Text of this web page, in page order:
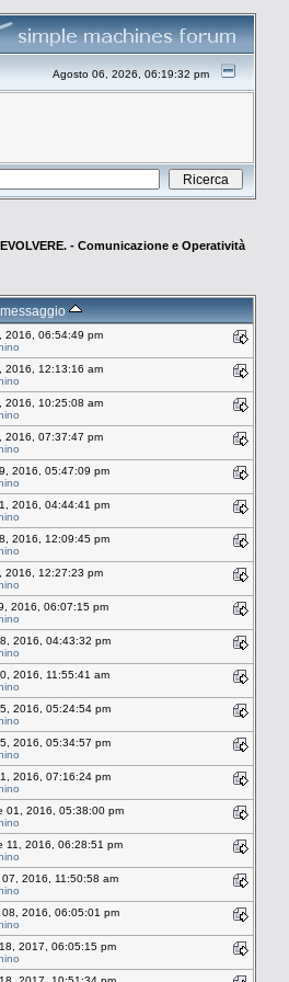
Agosto 06, 2026, 06:19:32 pm
- Comunicazione e Operatività
2016, 06:54:49 pm
2016, 12:13:16 am
2016, 10:25:08 am
2016, 07:37:47 pm
2016, 05:47:09 pm
2016, 04:44:41 pm
2016, 12:09:45 pm
2016, 12:27:23 pm
2016, 06:07:15 pm
2016, 04:43:32 pm
2016, 11:55:41 am
2016, 05:24:54 pm
2016, 05:34:57 pm
2016, 07:16:24 pm
01, 2016, 05:38:00 pm
11, 2016, 06:28:51 pm
07, 2016, 11:50:58 am
08, 2016, 06:05:01 pm
2017, 06:05:15 pm